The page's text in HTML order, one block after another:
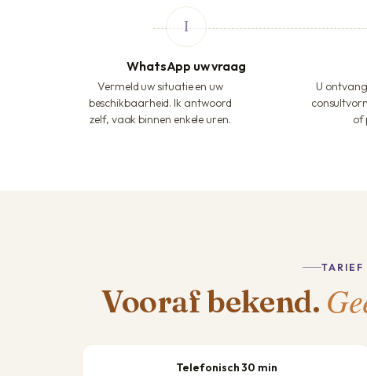
WhatsApp uw vraag
Vermeld uw situatie en uw
beschikbaarheid. Ik antwoord
zelf, vaak binnen enkele uren.
U
of
TARIEF
Vooraf bekend.
Telefonisch 30 min